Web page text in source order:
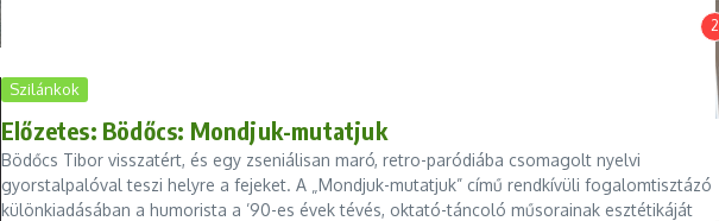
Szilánkok
Előzetes: Bödőcs: Mondjuk-mutatjuk
Bödőcs Tibor visszatért, és egy zseniálisan maró, retro-paródiába csomagolt nyelvi
gyorstalpalóval teszi helyre a fejeket. A „Mondjuk-mutatjuk” című rendkívüli fogalomtisztázó
különkiadásában a humorista a ’90-es évek tévés, oktató-táncoló műsorainak esztétikáját
2